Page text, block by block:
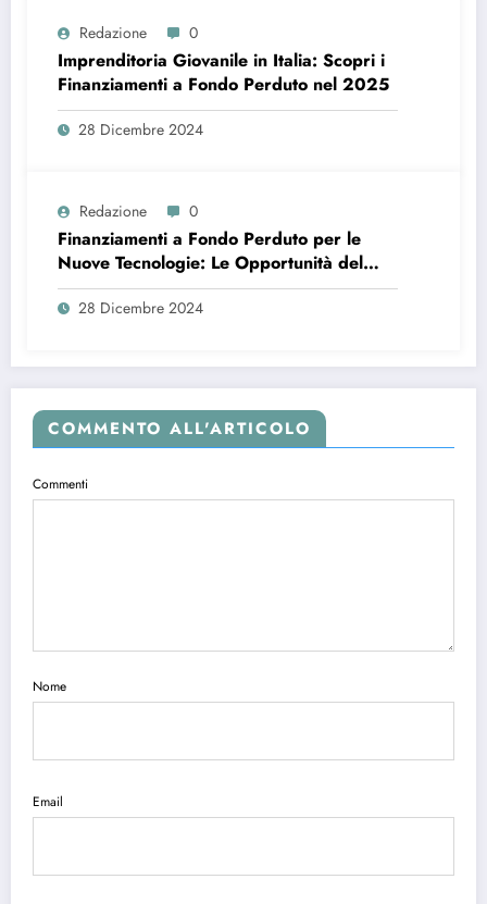
Redazione 0
Imprenditoria Giovanile in Italia: Scopri i
Finanziamenti a Fondo Perduto nel 2025
28 Dicembre 2024
Redazione 0
Finanziamenti a Fondo Perduto per le
Nuove Tecnologie: Le Opportunità del
2025
28 Dicembre 2024
COMMENTO ALL'ARTICOLO
Commenti
Nome
Email